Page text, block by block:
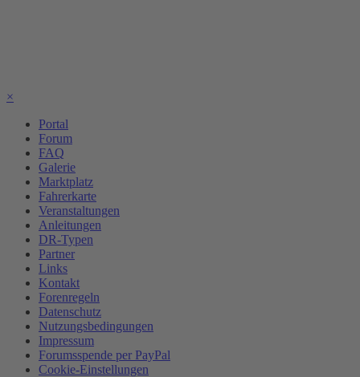
×
Portal
Forum
FAQ
Galerie
Marktplatz
Fahrerkarte
Veranstaltungen
Anleitungen
DR-Typen
Partner
Links
Kontakt
Forenregeln
Datenschutz
Nutzungsbedingungen
Impressum
Forumsspende per PayPal
Cookie-Einstellungen